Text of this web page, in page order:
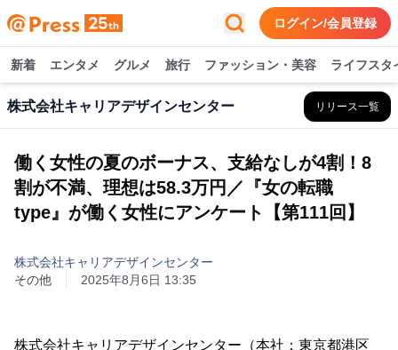
ログイン/会員登録
新着 エンタメ グルメ 旅行 ファッション・美容 ライフスタ
株式会社キャリアデザインセンター リリース一覧
働く女性の夏のボーナス、支給なしが4割！8
割が不満、理想は58.3万円／『女の転職
type』が働く女性にアンケート【第111回】
株式会社キャリアデザインセンター
その他
2025年8月6日 13:35
株式会社キャリアデザインセンター（本社：東京都港区